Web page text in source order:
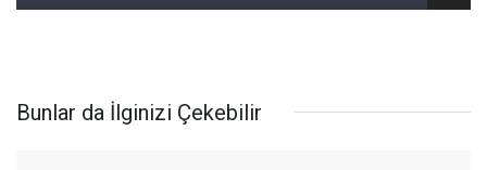
Bunlar da İlginizi Çekebilir